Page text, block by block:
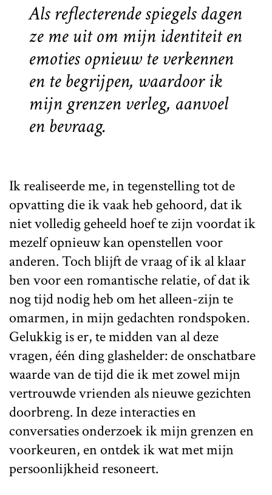
Als reflecterende spiegels dagen
ze me uit om mijn identiteit en
emoties opnieuw te verkennen
en te begrijpen, waardoor ik
mijn grenzen verleg, aanvoel
en bevraag.
Ik realiseerde me, in tegenstelling tot de
opvatting die ik vaak heb gehoord, dat ik
niet volledig geheeld hoef te zijn voordat ik
mezelf opnieuw kan openstellen voor
anderen. Toch blijft de vraag of ik al klaar
ben voor een romantische relatie, of dat ik
nog tijd nodig heb om het alleen-zijn te
omarmen, in mijn gedachten rondspoken.
Gelukkig is er, te midden van al deze
vragen, één ding glashelder: de onschatbare
waarde van de tijd die ik met zowel mijn
vertrouwde vrienden als nieuwe gezichten
doorbreng. In deze interacties en
conversaties onderzoek ik mijn grenzen en
voorkeuren, en ontdek ik wat met mijn
persoonlijkheid resoneert.